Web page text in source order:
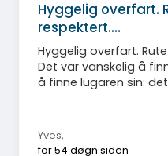
Hyggelig overfart.
respektert.…
Hyggelig overfart.
Det var vanskelig å
å finne lugaren sin:
Yves,
for 54 døgn siden